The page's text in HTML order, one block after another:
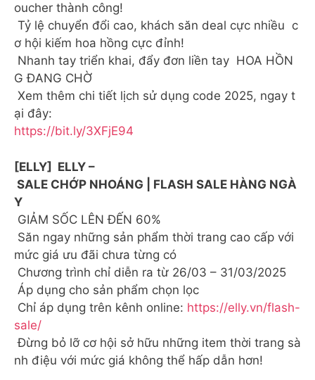
oucher thành công!
Tỷ lệ chuyển đổi cao, khách săn deal cực nhiều c
ơ hội kiếm hoa hồng cực đỉnh!
Nhanh tay triển khai, đẩy đơn liền tay HOA HỒN
G ĐANG CHỜ
Xem thêm chi tiết lịch sử dụng code 2025, ngay t
ại đây:
https://bit.ly/3XFjE94
[ELLY] ELLY –
SALE CHỚP NHOÁNG | FLASH SALE HÀNG NGÀ
Y
GIẢM SỐC LÊN ĐẾN 60%
Săn ngay những sản phẩm thời trang cao cấp với
mức giá ưu đãi chưa từng có
Chương trình chỉ diễn ra từ 26/03 – 31/03/2025
Áp dụng cho sản phẩm chọn lọc
Chỉ áp dụng trên kênh online: https://elly.vn/flash-
sale/
Đừng bỏ lỡ cơ hội sở hữu những item thời trang sà
nh điệu với mức giá không thể hấp dẫn hơn!